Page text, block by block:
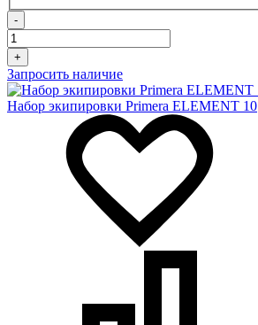
-
+
Запросить наличие
Набор экипировки Primera ELEMENT 10